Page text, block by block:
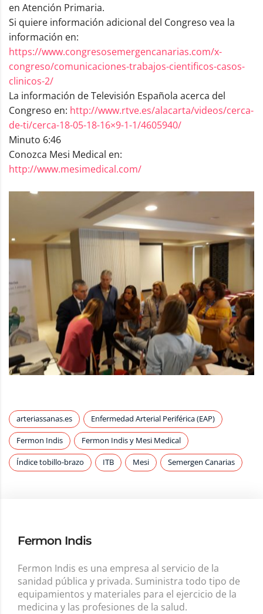
en Atención Primaria.
Si quiere información adicional del Congreso vea la
información en:
https://www.congresosemergencanarias.com/x-
congreso/comunicaciones-trabajos-cientificos-casos-
clinicos-2/
La información de Televisión Española acerca del
Congreso en: http://www.rtve.es/alacarta/videos/cerca-
de-ti/cerca-18-05-18-16×9-1-1/4605940/
Minuto 6:46
Conozca Mesi Medical en:
http://www.mesimedical.com/
arteriassanas.es Enfermedad Arterial Periférica (EAP)
Fermon Indis Fermon Indis y Mesi Medical
Índice tobillo-brazo ITB Mesi Semergen Canarias
Fermon Indis
Fermon Indis es una empresa al servicio de la
sanidad pública y privada. Suministra todo tipo de
equipamientos y materiales para el ejercicio de la
medicina y las profesiones de la salud.